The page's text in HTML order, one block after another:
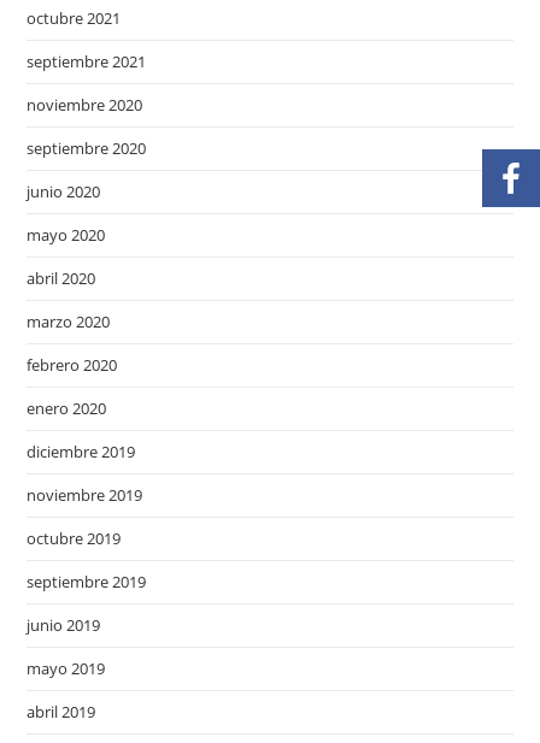
octubre 2021
septiembre 2021
noviembre 2020
septiembre 2020
junio 2020
mayo 2020
abril 2020
marzo 2020
febrero 2020
enero 2020
diciembre 2019
noviembre 2019
octubre 2019
septiembre 2019
junio 2019
mayo 2019
abril 2019